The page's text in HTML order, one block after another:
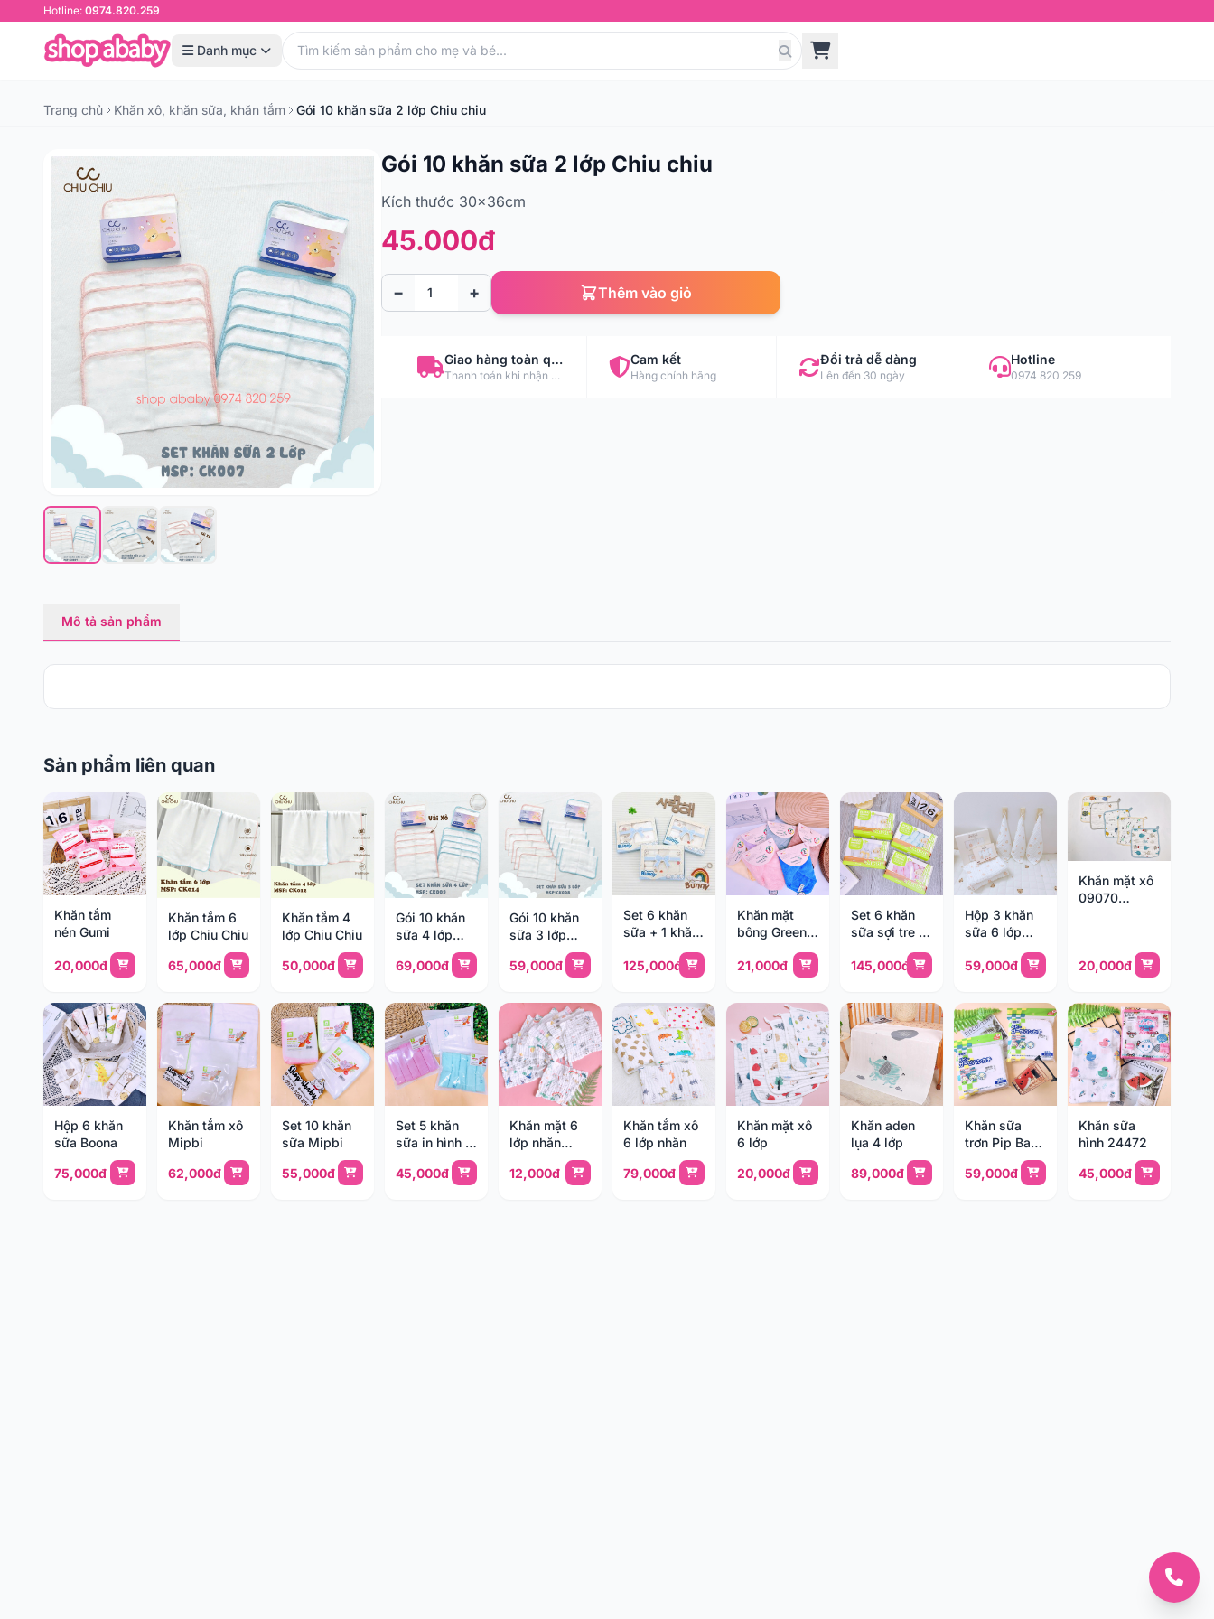
Hotline: 0974.820.259
Danh mục
Trang chủ Khăn xô, khăn sữa, khăn tắm Gói 10 khăn sữa 2 lớp Chiu chiu
Gói 10 khăn sữa 2 lớp Chiu chiu
Kích thước 30x36cm
45.000đ
− + Thêm vào giỏ
Giao hàng toàn quốc
Thanh toán khi nhận hàng
Cam kết
Hàng chính hãng
Đổi trả dễ dàng
Lên đến 30 ngày
Hotline
0974 820 259
Mô tả sản phẩm
Sản phẩm liên quan
Khăn tắm
nén Gumi
20,000đ
Khăn tắm 6
lớp Chiu Chiu
65,000đ
Khăn tắm 4
lớp Chiu Chiu
50,000đ
Gói 10 khăn
sữa 4 lớp
69,000đ
Gói 10 khăn
sữa 3 lớp
59,000đ
Set 6 khăn
sữa + 1 khăn
tắm sợi tre
Bunny
125,000đ
Khăn mặt
bông Green
21,000đ
Set 6 khăn
sữa sợi tre 3
145,000đ
Hộp 3 khăn
sữa 6 lớp
59,000đ
Khăn mặt xô
09070
20,000đ
Hộp 6 khăn
sữa Boona
75,000đ
Khăn tắm xô
Mipbi
62,000đ
Set 10 khăn
sữa Mipbi
55,000đ
Set 5 khăn
sữa in hình 2
lớp Mipbi
45,000đ
Khăn mặt 6
lớp nhăn
12,000đ
Khăn tắm xô
6 lớp nhăn
79,000đ
Khăn mặt xô
6 lớp
20,000đ
Khăn aden
lụa 4 lớp
89,000đ
Khăn sữa
trơn Pip Baby
59,000đ
Khăn sữa
hình 24472
45,000đ